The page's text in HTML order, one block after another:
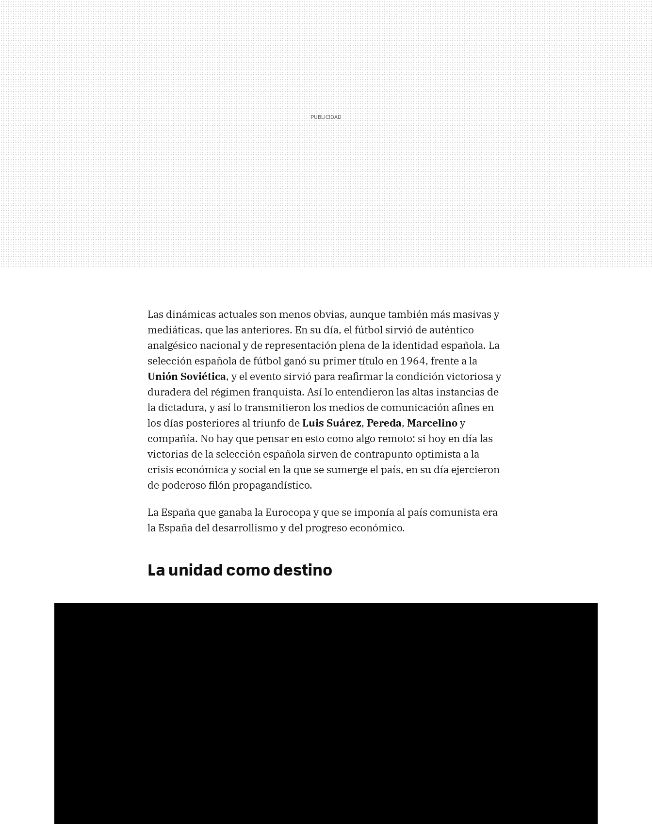
Las dinámicas actuales son menos obvias, aunque también más masivas y
mediáticas, que las anteriores. En su día, el fútbol sirvió de auténtico
analgésico nacional y de representación plena de la identidad española. La
selección española de fútbol ganó su primer título en 1964, frente a la
Unión Soviética, y el evento sirvió para reafirmar la condición victoriosa y
duradera del régimen franquista. Así lo entendieron las altas instancias de
la dictadura, y así lo transmitieron los medios de comunicación afines en
los días posteriores al triunfo deLuis Suárez, Pereda, Marcelinoy
compañía. No hay que pensar en esto como algo remoto: si hoy en día las
victorias de la selección española sirven de contrapunto optimista a la
crisis económica y social en la que se sumerge el país, en su día ejercieron
de poderoso filón propagandístico.
La España que ganaba la Eurocopa y que se imponía al país comunista era
la España del desarrollismo y del progreso económico.
La unidad como destino